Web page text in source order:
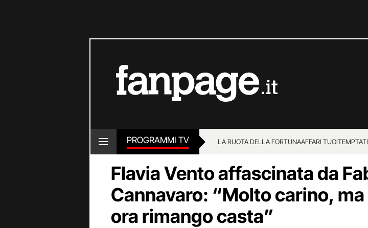
PROGRAMMI TV LA RUOTA DELLA FORTUNAAFFARI TUOI
Flavia Vento affascinata da
Cannavaro: “Molto carino,
ora rimango casta”